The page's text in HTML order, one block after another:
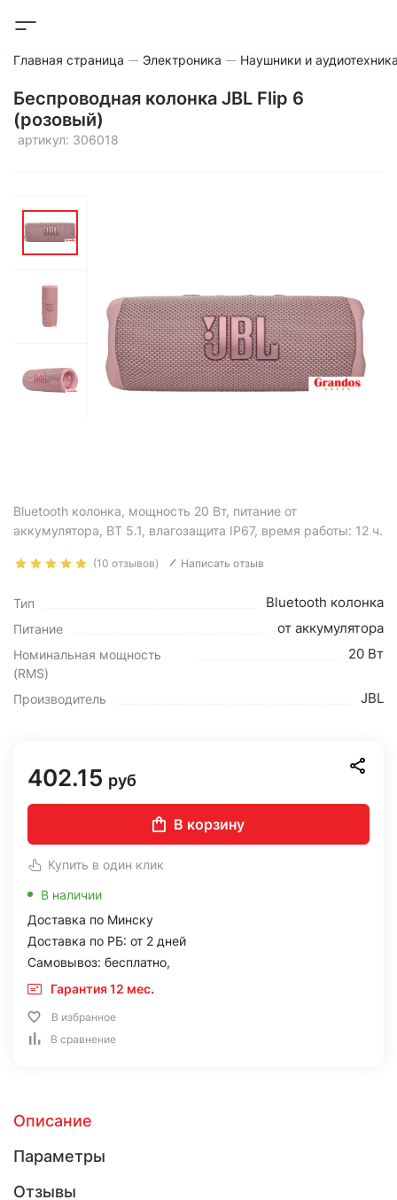
Главная страница Электроника Наушники и
Беспроводная колонка JBL Flip 6
(розовый)
артикул: 306018
Bluetooth колонка, мощность 20 Вт, питание от
аккумулятора, BT 5.1, влагозащита IP67, время работы: 12 ч.
(10 отзывов) Написать отзыв
Тип Bluetooth колонка
Питание от аккумулятора
Номинальная мощность
(RMS)
20 Вт
Производитель JBL
402.15 руб
В корзину
Купить в один клик
В наличии
Доставка по Минску
Доставка по РБ: от 2 дней
Самовывоз: бесплатно,
Гарантия 12 мес.
В избранное
В сравнение
Описание
Параметры
Отзывы